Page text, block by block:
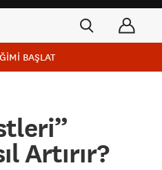
BAŞLAT
Artırır?